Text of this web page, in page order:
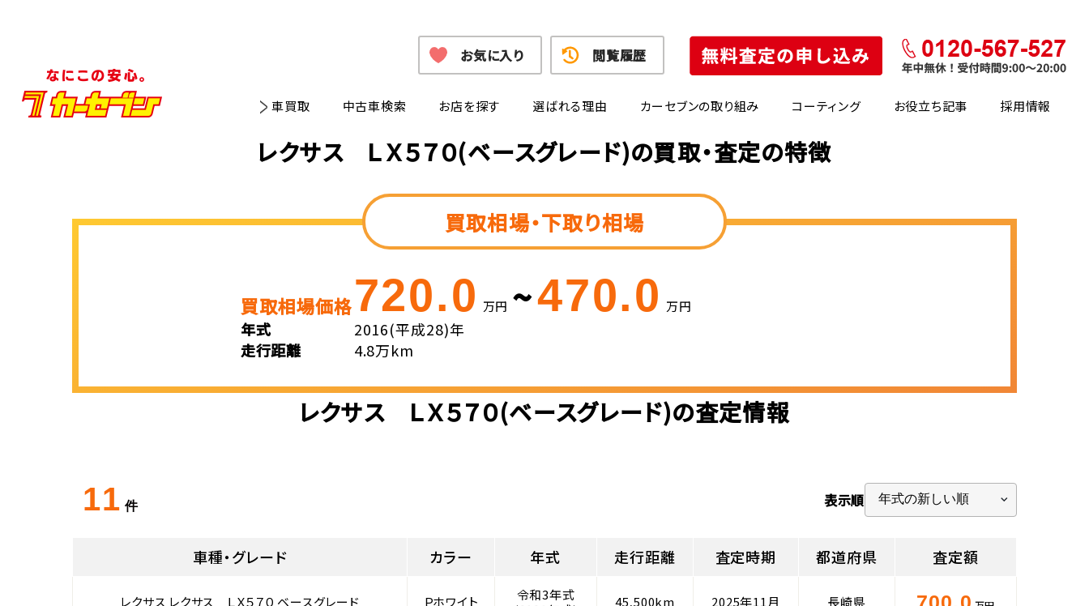
車買取 中古車検索 お店を探す 選ばれる理由 カーセブンの取り組み コーティング お役立ち記事 採用情報
お気に入り 閲覧履歴
レクサス ＬＸ５７０(ベースグレード)の買取・査定の特徴
買取相場・下取り相場
買取相場価格720.0 万円 ~470.0 万円
年式
2016(平成28)年
走行距離
4.8万km
レクサス ＬＸ５７０(ベースグレード)の査定情報
11 件 表示順
車種・グレード カラー 年式 走行距離 査定時期 都道府県 査定額
レクサス レクサス ＬＸ５７０ ベースグレード Ｐホワイト
令和3年式
45,500km 2025年11月 長崎県